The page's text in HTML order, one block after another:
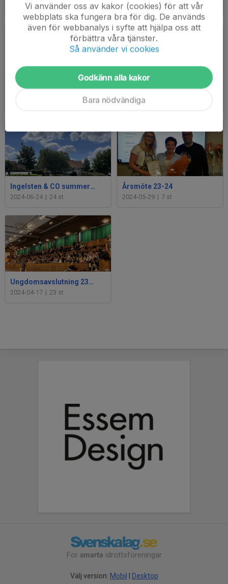
2025-04-22 | 25 st 2025-03-18 | 13 st
Nätverksmässan 2025 Minihandbollsturnering 2025
2025-01-09
Ingelsten & CO summercamp2024
2024-06-24 | 24 st
Årsmöte 23-24
2024-05-29 | 7 st
Ungdomsavslutning 23-24
2024-04-17 | 23 st
För smarta idrottsföreningar
Välj version: Mobil Desktop
Vi använder oss av kakor (cookies) för att vår
webbplats ska fungera bra för dig. De används
även för webbanalys i syfte att hjälpa oss att
förbättra våra tjänster.
Så använder vi cookies
Godkänn alla kakor
Bara nödvändiga